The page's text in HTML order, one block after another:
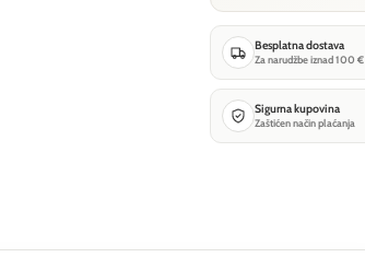
Besplatna dostava
Za narudžbe iznad 100 €
Sigurna kupovina
Zaštićen način plaćanja